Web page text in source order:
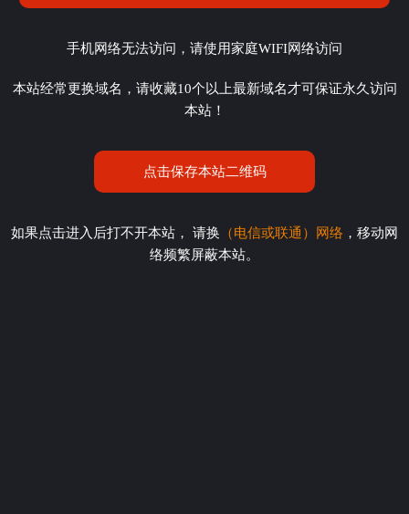
手机网络无法访问，请使用家庭WIFI网络访问
本站经常更换域名，请收藏10个以上最新域名才可保证永久访问
本站！
点击保存本站二维码
如果点击进入后打不开本站， 请换 （电信或联通）网络 ，移动网
络频繁屏蔽本站。